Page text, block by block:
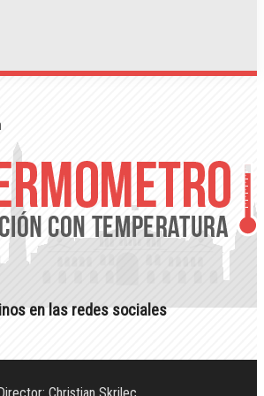
en las redes sociales